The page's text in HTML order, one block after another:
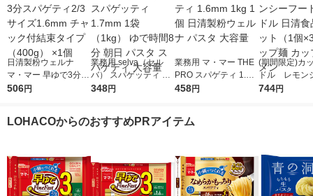
日清製粉ウェルナ
マ・マー 早ゆで3分ス
パゲティ2/3サイズ1.6
506円
業務用 selva（セル
バ） スパゲッティ 1.7
mm 1袋（1kg） ゆで
348円
業務用 マ・マー THE
PRO スパゲティ 1.6m
m 1kg 1個 日清製粉ウ
458円
(期間限定)カ
ドル レモン
ドヌードル 日
744円
LOHACOからのおすすめPRアイテム